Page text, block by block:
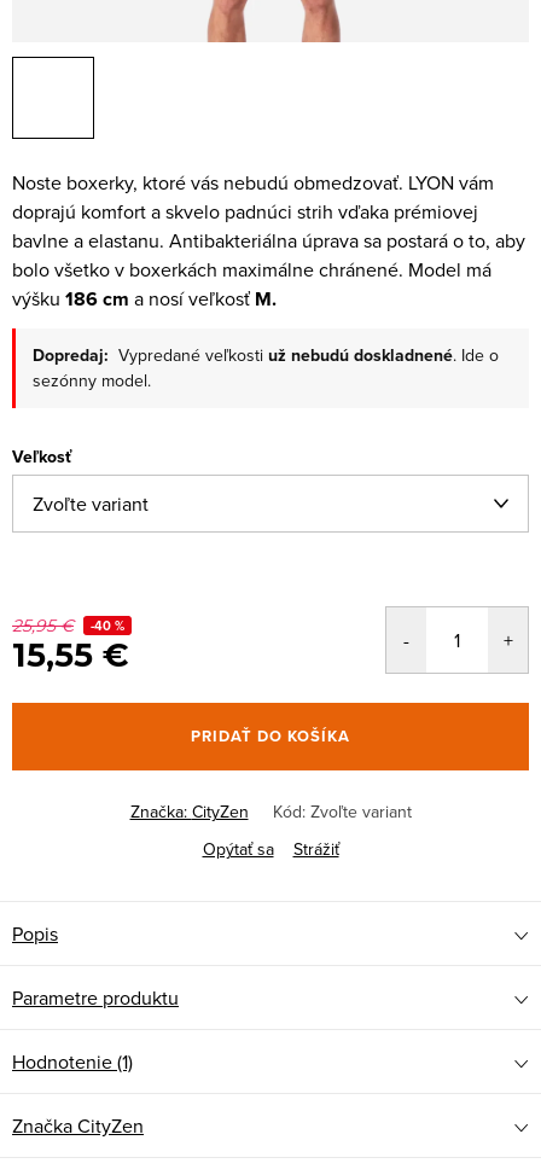
Noste boxerky, ktoré vás nebudú obmedzovať. LYON vám
doprajú komfort a skvelo padnúci strih vďaka prémiovej
bavlne a elastanu. Antibakteriálna úprava sa postará o to, aby
bolo všetko v boxerkách maximálne chránené. Model má
výšku 186 cm a nosí veľkosť M.
Dopredaj: Vypredané veľkosti už nebudú doskladnené. Ide o
sezónny model.
Veľkosť
25,95 € -40 %
15,55 €
PRIDAŤ DO KOŠÍKA
Značka: CityZen Kód: Zvoľte variant
Opýtať sa
Strážiť
Popis
Parametre produktu
Hodnotenie (1)
ZnačkaCityZen